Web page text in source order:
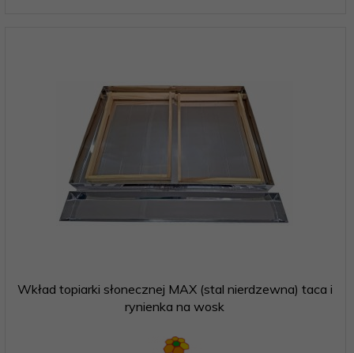
Wkład topiarki słonecznej MAX (stal nierdzewna) taca i
rynienka na wosk